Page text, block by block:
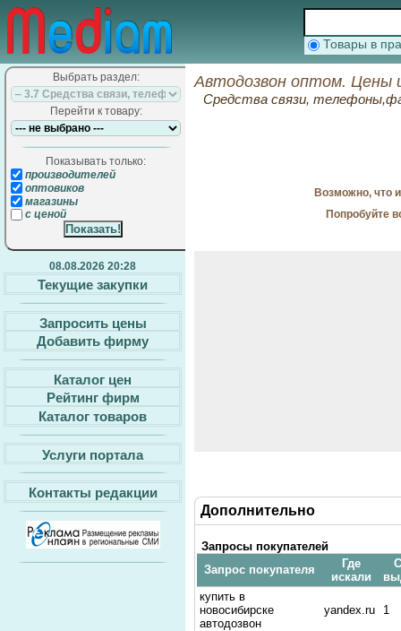
Товары в
Выбрать раздел:
Перейти к товару:
Показывать только:
производителей
оптовиков
магазины
с ценой
08.08.2026 20:28
Текущие закупки
Запросить цены
Добавить фирму
Каталог цен
Рейтинг фирм
Каталог товаров
Услуги портала
Контакты редакции
Автодозвон оптом. Цены
Средства связи,
Возможно, что
Попробуйте
Дополнительно
Запросы покупателей
Запрос покупателя
Где
искали
купить в
новосибирске
автодозвон
yandex.ru 1